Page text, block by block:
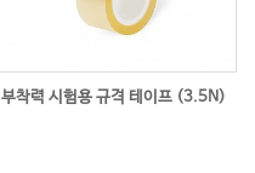
부착력 시험용 규격 테이프 (3.5N)